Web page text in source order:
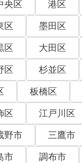
央区 港区
区 墨田区
区 大田区
区 杉並区
板橋区
区 江戸川区
野市 三鷹市
市 調布市